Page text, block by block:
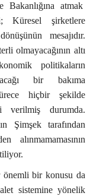
atmak
Küresel şirketlere
mesajıdır.
olmayacağının altı
politikaların
bir bakıma
hiçbir şekilde
verilmiş durumda.
Şimşek tarafından
alınmamamasının
bir konusu da
sistemine yönelik